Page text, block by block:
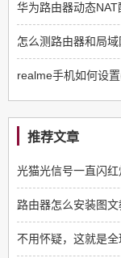
华为路由器动态
怎么测路由器和局
realme手机如何设
推荐文章
光猫光信号一直闪
路由器怎么安装图